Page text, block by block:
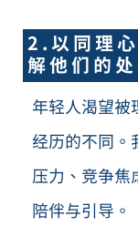
2.以同理
解他们的处
年轻人渴望被
经历的不同。
压力、竞争焦
陪伴与引导。